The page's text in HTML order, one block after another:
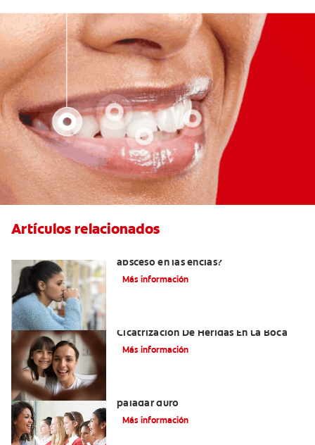
Artículos relacionados
absceso en las encías?
Más información
Cicatrización De Heridas En La Boca
Más información
paladar duro
Más información